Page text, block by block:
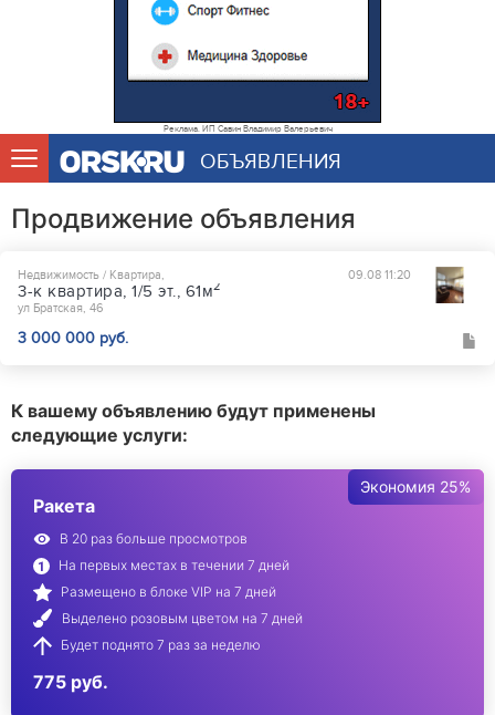
Реклама. ИП Савин Владимир Валерьевич
ОБЪЯВЛЕНИЯ
Продвижение объявления
09.08 11:20
Недвижимость / Квартира,
3-к квартира, 1/5 эт., 61м2
ул Братская, 46
3 000 000 руб.
К вашему объявлению будут применены
следующие услуги:
Экономия 25%
Ракета
В 20 раз больше просмотров
На первых местах в течении 7 дней
Размещено в блоке VIP на 7 дней
Выделено розовым цветом на 7 дней
Будет поднято 7 раз за неделю
775 руб.